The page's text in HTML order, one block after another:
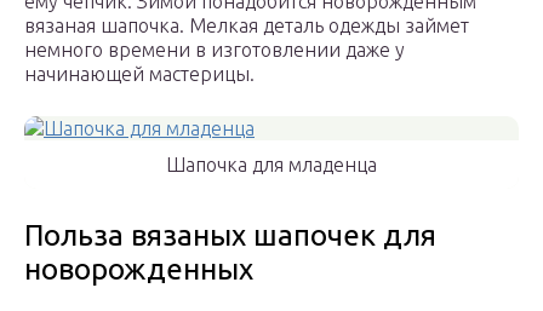
вязаная шапочка. Мелкая деталь одежды займет
немного времени в изготовлении даже у
начинающей мастерицы.
Шапочка для младенца
Польза вязаных шапочек для
новорожденных